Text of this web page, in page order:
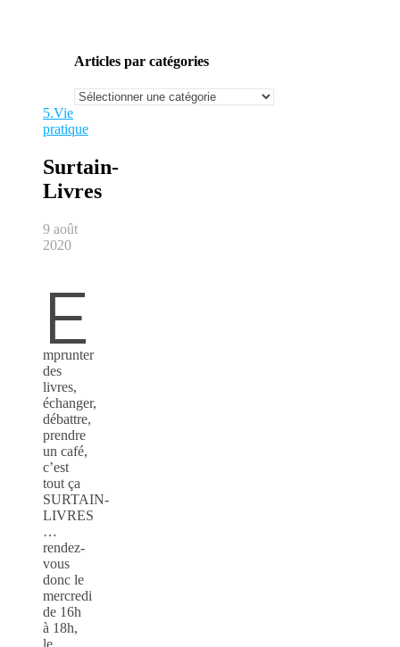
Articles par catégories
Articles
catégories
5.Vie
pratique
Surtain-
Livres
9 août
2020
E
mprunter
des
livres,
échanger,
débattre,
prendre
un café,
c’est
tout ça
SURTAIN-
LIVRES
…
rendez-
vous
donc le
mercredi
de 16h
à 18h,
le